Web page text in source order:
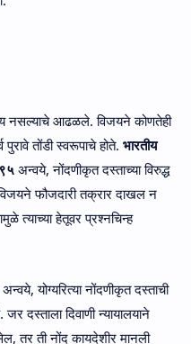
नसल्याचे आढळले. विजयने कोणतेही
तोंडी स्वरूपाचे होते. भारतीय
अन्वये, नोंदणीकृत दस्ताच्या विरुद्ध
फौजदारी तक्रार दाखल न
त्याच्या हेतूवर प्रश्नचिन्ह
अन्वये, योग्यरित्या नोंदणीकृत दस्ताची
दस्ताला दिवाणी न्यायालयाने
तर ती नोंद कायदेशीर मानली